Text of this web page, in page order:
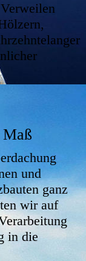
und
ganz
wir auf
in die